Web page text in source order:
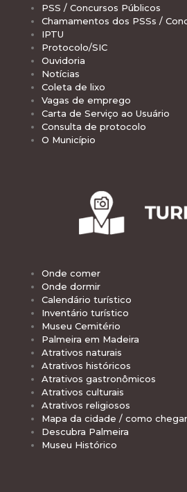
PSS / Concursos Públicos
Chamamentos dos PSSs /
IPTU
Protocolo/SIC
Ouvidoria
Notícias
Coleta de lixo
Vagas de emprego
Carta de Serviço ao Usuário
Consulta de protocolo
O Município
Onde comer
Onde dormir
Calendário turístico
Inventário turístico
Museu Cemitério
Palmeira em Madeira
Atrativos naturais
Atrativos históricos
Atrativos gastronômicos
Atrativos culturais
Atrativos religiosos
Mapa da cidade / como chegar
Descubra Palmeira
Museu Histórico